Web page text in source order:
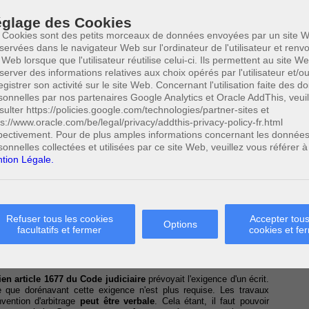
des Cookies
Cookies sont des petits morceaux de données envoyées par un site
dans le navigateur Web sur l'ordinateur de l'utilisateur et
lorsque que l'utilisateur réutilise celui-ci. Ils permettent au site
des informations relatives aux choix opérés par l'utilisateur et/
son activité sur le site Web. Concernant l'utilisation faite des
par nos partenaires Google Analytics et Oracle AddThis,
https://policies.google.com/technologies/partner-sites et
www.oracle.com/be/legal/privacy/addthis-privacy-policy-fr.html
Pour de plus amples informations concernant les données
collectées et utilisées par ce site Web, veuillez vous référer
Légale.
Refuser tous les cookies
facultatifs et fermer
Options
Accepter
cookies et
par laquelle les parties soumettent à l'arbitrage tous
nés ou pourraient naître entre elles au sujet d'un
.11
en unaccord entre deux ou plusieurs personnes(physiques
ce dernier sera soumisà un ou plusieurs arbitres.12
doit remplir un certain nombrede conditions. Les conditions de
une convention d'arbitrage13;
objet le règlement de différends relatifs à une convention.
aux mêmes conditions quant à sa conclusion que la
public
peuvent conclure une convention d'arbitrage en toutes
délibéré en Conseil des ministres. Cet arrêté peut également
à la conclusion de la convention.
article 1677 du Code judiciaireprévoyait l'exigence d'un écrit.
dorénavant cette exigence n'est plus requise. Les travaux
d'arbitrage peut être verbale. Cela étant, il faut pouvoir